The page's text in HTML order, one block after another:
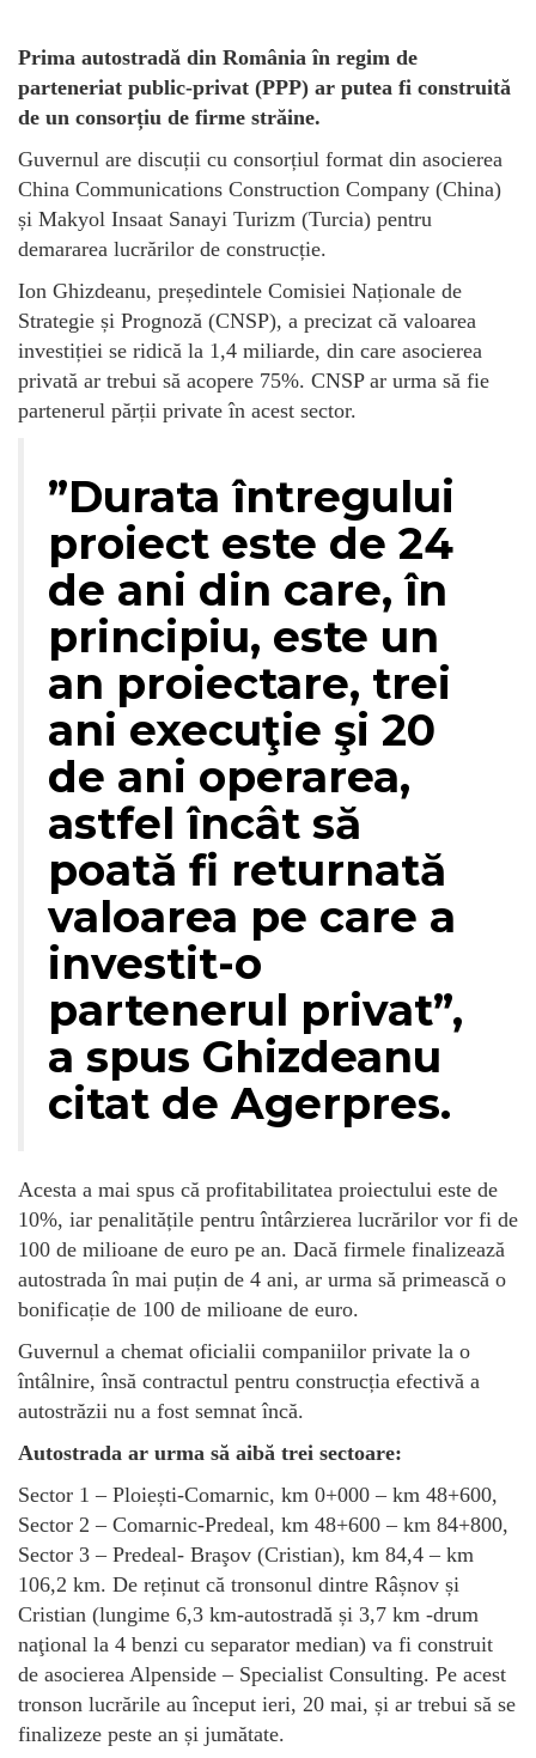
Prima autostradă din România în regim de
parteneriat public-privat (PPP) ar putea fi construită
de un consorțiu de firme străine.
Guvernul are discuții cu consorțiul format din asocierea
China Communications Construction Company (China)
și Makyol Insaat Sanayi Turizm (Turcia) pentru
demararea lucrărilor de construcție.
Ion Ghizdeanu, președintele Comisiei Naționale de
Strategie și Prognoză (CNSP), a precizat că valoarea
investiției se ridică la 1,4 miliarde, din care asocierea
privată ar trebui să acopere 75%. CNSP ar urma să fie
partenerul părții private în acest sector.
”Durata întregului
proiect este de 24
de ani din care, în
principiu, este un
an proiectare, trei
ani execuţie şi 20
de ani operarea,
astfel încât să
poată fi returnată
valoarea pe care a
investit-o
partenerul privat”,
a spus Ghizdeanu
citat de Agerpres.
Acesta a mai spus că profitabilitatea proiectului este de
10%, iar penalitățile pentru întârzierea lucrărilor vor fi de
100 de milioane de euro pe an. Dacă firmele finalizează
autostrada în mai puțin de 4 ani, ar urma să primească o
bonificație de 100 de milioane de euro.
Guvernul a chemat oficialii companiilor private la o
întâlnire, însă contractul pentru construcția efectivă a
autostrăzii nu a fost semnat încă.
Autostrada ar urma să aibă trei sectoare:
Sector 1 – Ploiești-Comarnic, km 0+000 – km 48+600,
Sector 2 – Comarnic-Predeal, km 48+600 – km 84+800,
Sector 3 – Predeal- Braşov (Cristian), km 84,4 – km
106,2 km. De reținut că tronsonul dintre Râșnov și
Cristian (lungime 6,3 km-autostradă și 3,7 km -drum
naţional la 4 benzi cu separator median) va fi construit
de asocierea Alpenside – Specialist Consulting. Pe acest
tronson lucrările au început ieri, 20 mai, și ar trebui să se
finalizeze peste an și jumătate.